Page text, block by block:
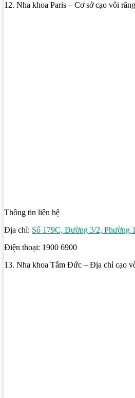
12. Nha khoa Paris – Cơ sở cạo vôi
Thông tin liên hệ
Địa chỉ: Số 179C, Đường 3/2, Phường
Điện thoại: 1900 6900
13. Nha khoa Tâm Đức – Địa chỉ cạo